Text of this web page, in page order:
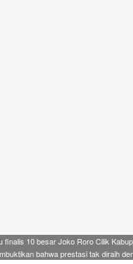
10 besar Joko Roro Cilik
bahwa prestasi tak diraih